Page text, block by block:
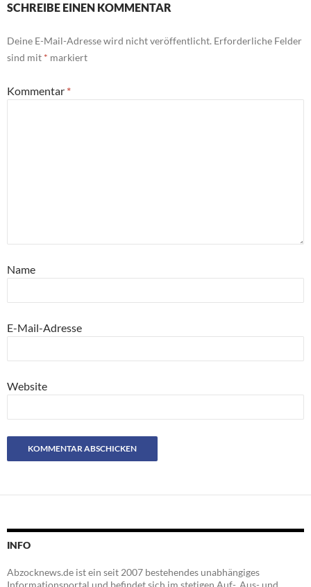
SCHREIBE EINEN KOMMENTAR
Deine E-Mail-Adresse wird nicht veröffentlicht. Erforderliche Felder
sind mit * markiert
Kommentar *
Name
E-Mail-Adresse
Website
INFO
Abzocknews.de ist ein seit 2007 bestehendes unabhängiges